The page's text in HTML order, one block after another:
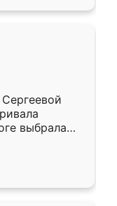
выбрала
потом
объяснил
с